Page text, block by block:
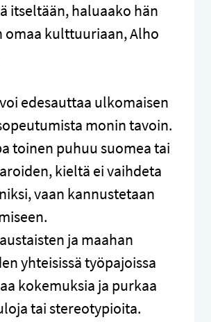
itseltään, haluaako hän
omaa kulttuuriaan, Alho
edesauttaa ulkomaisen
monin tavoin.
toinen puhuu suomea tai
kieltä ei vaihdeta
vaan kannustetaan
ja maahan
yhteisissä työpajoissa
kokemuksia ja purkaa
tai stereotypioita.